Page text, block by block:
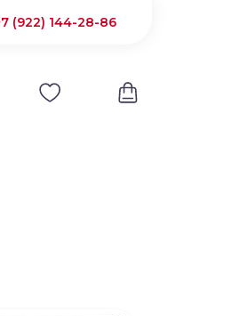
(922) 144-28-86